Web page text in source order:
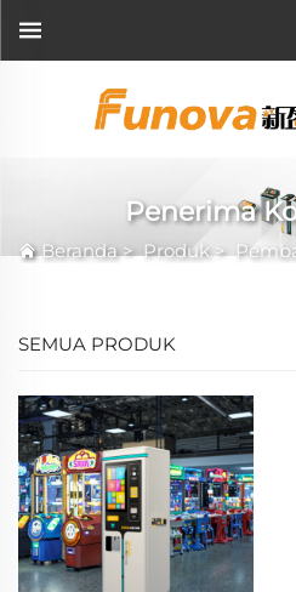
Penerima
Beranda>Produk>
SEMUA PRODUK